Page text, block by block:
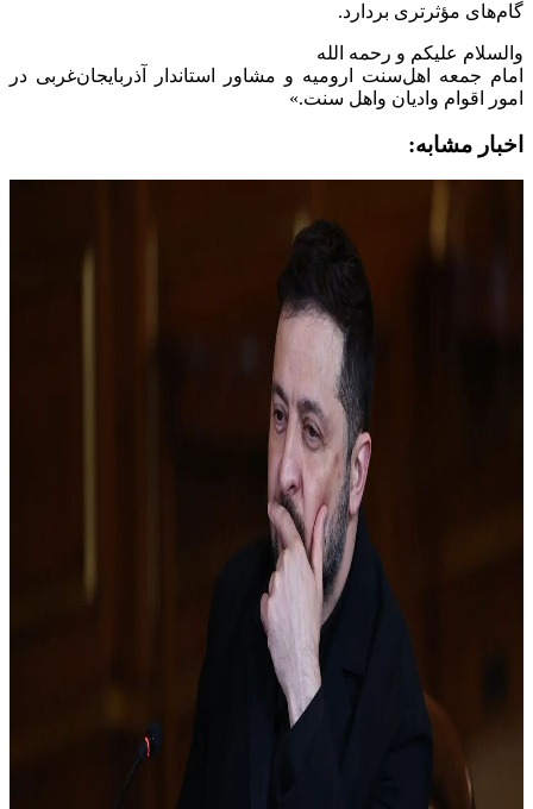
گام‌های مؤثرتری بردارد.
والسلام علیکم و رحمه الله
امام جمعه اهل‌سنت ارومیه و مشاور استاندار آذربایجان‌غربی در
امور اقوام وادیان واهل سنت.»
اخبار مشابه: